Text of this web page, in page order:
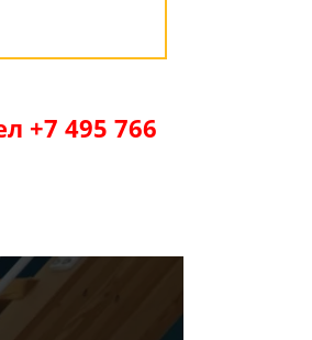
+7 495 766